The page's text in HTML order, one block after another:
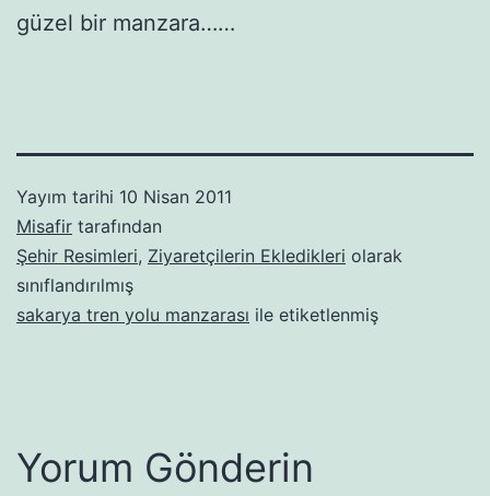
güzel bir manzara……
Yayım tarihi 10 Nisan 2011
Misafir tarafından
Şehir Resimleri, Ziyaretçilerin Ekledikleri olarak
sınıflandırılmış
sakarya tren yolu manzarası ile etiketlenmiş
Yorum Gönderin